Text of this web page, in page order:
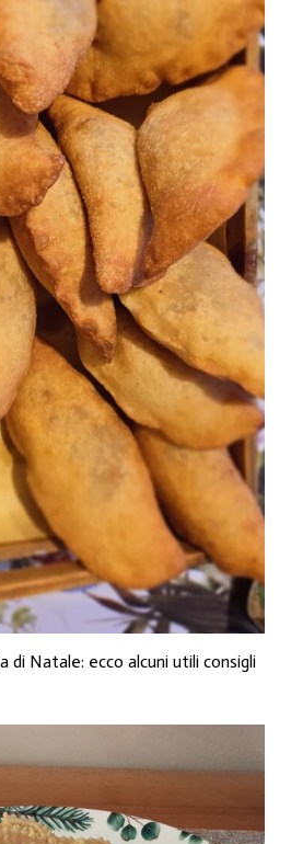
di Natale: ecco alcuni utili consigli